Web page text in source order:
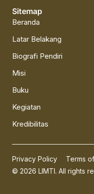
Sitemap
Beranda
Latar Belakang
Biografi Pendiri
Misi
Buku
Kegiatan
Kredibilitas
© 2026 LIMTI. All rights
Privacy Policy Terms